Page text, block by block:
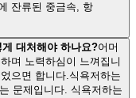
잔류된 중금속, 항
대처해야 하나요?어머
며 노력하심이 느껴집니
으면 합니다.식욕저하는
문제입니다. 식욕저하는